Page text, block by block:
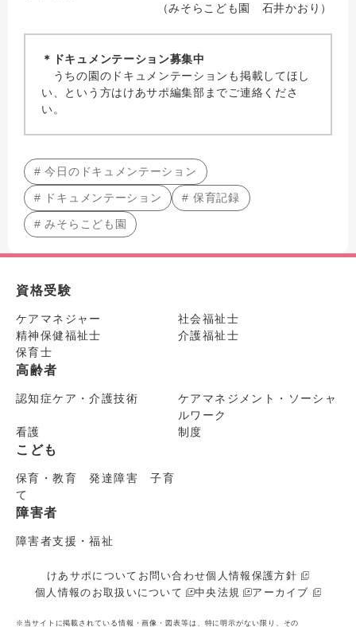
（みそらこども園 石井かおり）
＊ドキュメンテーション募集中
うちの園のドキュメンテーションも掲載してほし
い、という方はけあサポ編集部までご連絡くださ
い。
# 今日のドキュメンテーション
# ドキュメンテーション # 保育記録
# みそらこども園
資格受験
ケアマネジャー
社会福祉士
精神保健福祉士
介護福祉士
保育士
高齢者
認知症ケア・介護技術
ケアマネジメント・ソーシャ
ルワーク
看護
制度
こども
保育・教育 発達障害 子育
て
障害者
障害者支援・福祉
けあサポについて お問い合わせ個人情報保護方針
個人情報のお取扱いについて
中央法規 アーカイブ
※当サイトに掲載されている情報・画像・図表等は、特に明示がない限り、その